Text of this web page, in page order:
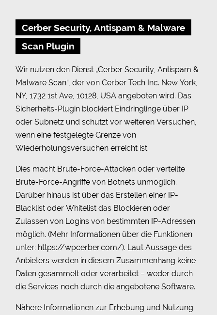
Cerber Security, Antispam & Malware
Scan Plugin
Wir nutzen den Dienst „Cerber Security, Antispam &
Malware Scan“, der von Cerber Tech Inc. New York,
NY, 1732 1st Ave, 10128, USA angeboten wird. Das
Sicherheits-Plugin blockiert Eindringlinge über IP
oder Subnetz und schützt vor weiteren Versuchen,
wenn eine festgelegte Grenze von
Wiederholungsversuchen erreicht ist.
Dies macht Brute-Force-Attacken oder verteilte
Brute-Force-Angriffe von Botnets unmöglich.
Darüber hinaus ist über das Erstellen einer IP-
Blacklist oder Whitelist das Blockieren oder
Zulassen von Logins von bestimmten IP-Adressen
möglich. (Mehr Informationen über die Funktionen
unter: https://wpcerber.com/). Laut Aussage des
Anbieters werden in diesem Zusammenhang keine
Daten gesammelt oder verarbeitet – weder durch
die Services noch durch die angebotene Software.
Nähere Informationen zur Erhebung und Nutzung